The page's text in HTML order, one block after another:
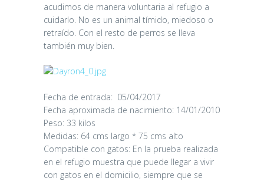
acudimos de manera voluntaria al refugio a
cuidarlo. No es un animal tímido, miedoso o
retraído. Con el resto de perros se lleva
también muy bien.
Fecha de entrada: 05/04/2017
Fecha aproximada de nacimiento: 14/01/2010
Peso: 33 kilos
Medidas: 64 cms largo * 75 cms alto
Compatible con gatos: En la prueba realizada
en el refugio muestra que puede llegar a vivir
con gatos en el domicilio, siempre que se